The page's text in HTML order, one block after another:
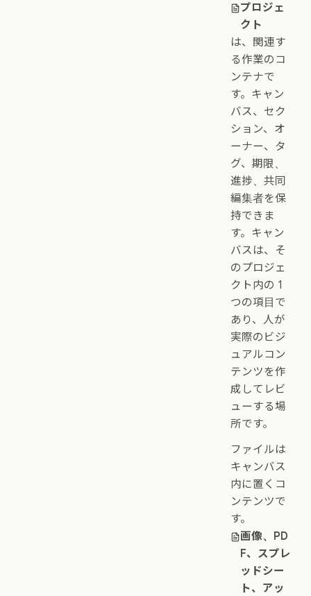
プロジェ
クト
は、関連す
る作業のコ
ンテナで
す。キャン
バス、セク
ション、オ
ーナー、タ
グ、期限、
進捗、共同
編集者を保
持できま
す。キャン
バスは、そ
のプロジェ
クト内の 1
つの項目で
あり、人が
実際のビジ
ュアルコン
テンツを作
成してレビ
ューする場
所です。
ファイルは
キャンバス
内に置くコ
ンテンツで
す。
画像、PD
F、スプレ
ッドシー
ト、アッ